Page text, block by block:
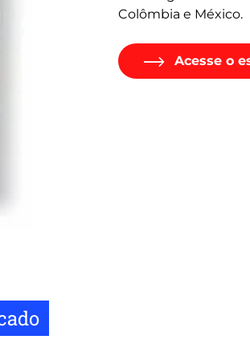
Colômbia e México.
Acesse o